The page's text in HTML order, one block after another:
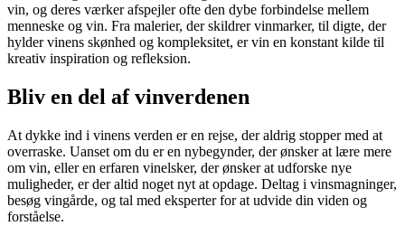
vin, og deres værker afspejler ofte den dybe forbindelse mellem
menneske og vin. Fra malerier, der skildrer vinmarker, til digte, der
hylder vinens skønhed og kompleksitet, er vin en konstant kilde til
kreativ inspiration og refleksion.
Bliv en del af vinverdenen
At dykke ind i vinens verden er en rejse, der aldrig stopper med at
overraske. Uanset om du er en nybegynder, der ønsker at lære mere
om vin, eller en erfaren vinelsker, der ønsker at udforske nye
muligheder, er der altid noget nyt at opdage. Deltag i vinsmagninger,
besøg vingårde, og tal med eksperter for at udvide din viden og
forståelse.